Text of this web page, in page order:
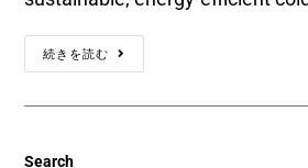
続きを読む
Search